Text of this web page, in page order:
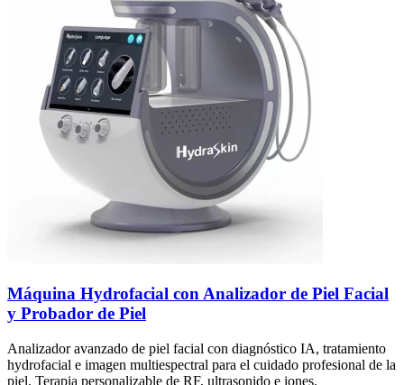
Máquina Hydrofacial con Analizador de Piel Facial
y Probador de Piel
Analizador avanzado de piel facial con diagnóstico IA, tratamiento
hydrofacial e imagen multiespectral para el cuidado profesional de la
piel. Terapia personalizable de RF, ultrasonido e iones.